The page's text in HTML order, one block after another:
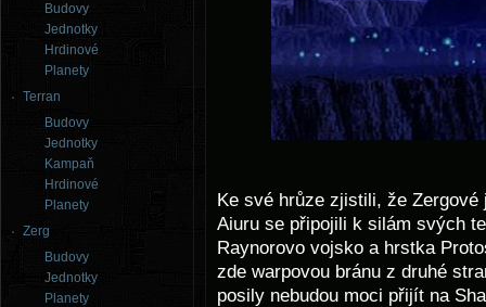
Budovy
Jednotky
Hrdinové
Planety
Terran
Budovy
Jednotky
Kampaň
Hrdinové
Planety
Zerg
Budovy
Jednotky
Planety
Ke své hrůze zjistili, že
Aiuru se připojili k silám svých
Raynorovo vojsko a hrstka
zde warpovou bránu z druhé
posily nebudou moci přijít na